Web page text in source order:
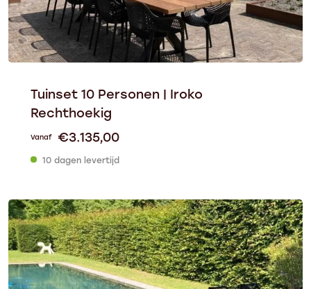
Tuinset 10 Personen | Iroko
Rechthoekig
Vanaf €3.135,00
10 dagen levertijd